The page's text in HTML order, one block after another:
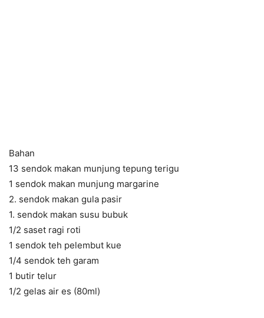
Bahan
13 sendok makan munjung tepung terigu
1 sendok makan munjung margarine
2. sendok makan gula pasir
1. sendok makan susu bubuk
1/2 saset ragi roti
1 sendok teh pelembut kue
1/4 sendok teh garam
1 butir telur
1/2 gelas air es (80ml)